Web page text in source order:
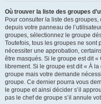
Où trouver la liste des groupes
Pour consulter la liste des groupes,
depuis votre panneau de
groupes, sélectionnez le groupe
Toutefois, tous les groupes ne sont
nécessiter une approbation,
être masqués. Si le groupe est dit
librement. Si le groupe est dit « À
groupe mais votre demande
groupe. Ce dernier pourra vous
le groupe et ainsi décider s’il
pas le chef de groupe s’il annule